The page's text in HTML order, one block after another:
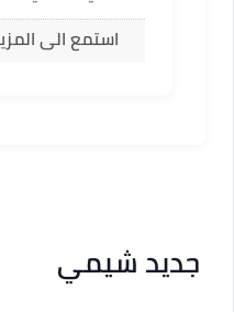
استمع الى
جديد شيمي